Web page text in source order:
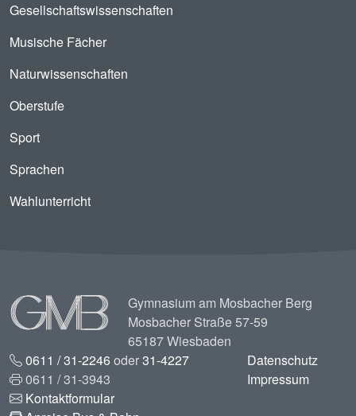
Gesellschaftswissenschaften
Musische Fächer
Naturwissenschaften
Oberstufe
Sport
Sprachen
Wahlunterricht
Image
Gymnasium am Mosbacher Berg
Mosbacher Straße 57-59
65187 Wiesbaden
0611 / 31-2246oder31-4227
0611 / 31-3943
Kontaktformular
Datenschutz
Impressum